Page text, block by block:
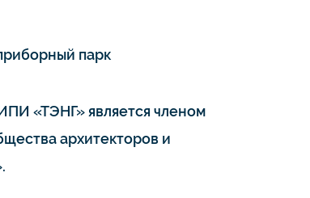
парк
«ТЭНГ» является членом
архитекторов и